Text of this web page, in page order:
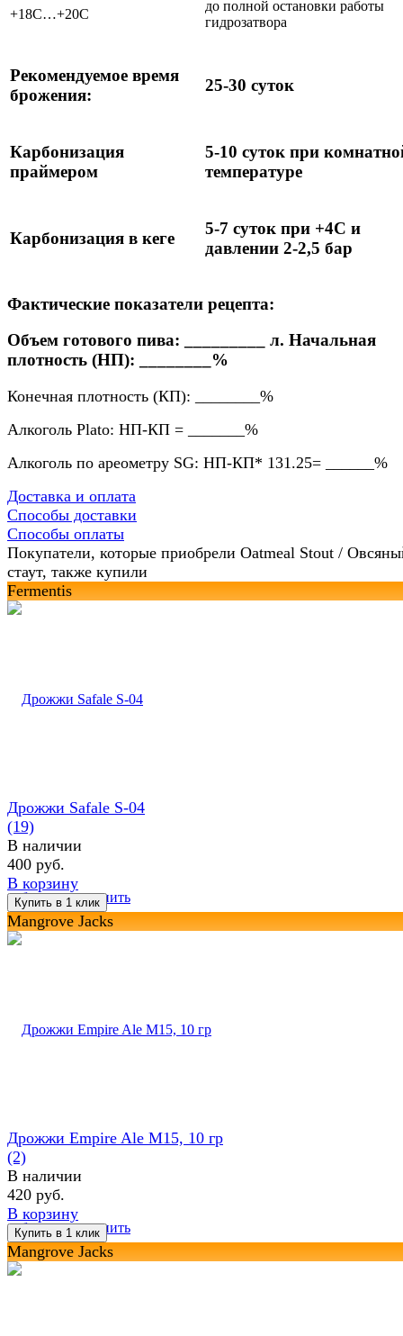
+18С…+20С
до полной остановки работы
гидрозатвора
Рекомендуемое время
брожения:
25-30 суток
Карбонизация
праймером
5-10 суток при
температуре
Карбонизация в кеге
5-7 суток при +4С и
давлении 2-2,5 бар
Фактические показатели рецепта:
Объем готового пива: _________ л. Начальная
плотность (НП): ________%
Конечная плотность (КП): ________%
Алкоголь Plato: НП-КП = _______%
Алкоголь по ареометру SG: НП-КП* 131.25= ______%
Доставка и оплата
Способы доставки
Способы оплаты
Покупатели, которые приобрели Oatmeal Stout /
стаут, также купили
Fermentis
избранное сравнить
Дрожжи Safale S-04
(19)
В наличии
400 руб.
В корзину
Mangrove Jacks
избранное сравнить
Дрожжи Empire Ale M15, 10 гр
(2)
В наличии
420 руб.
В корзину
Mangrove Jacks